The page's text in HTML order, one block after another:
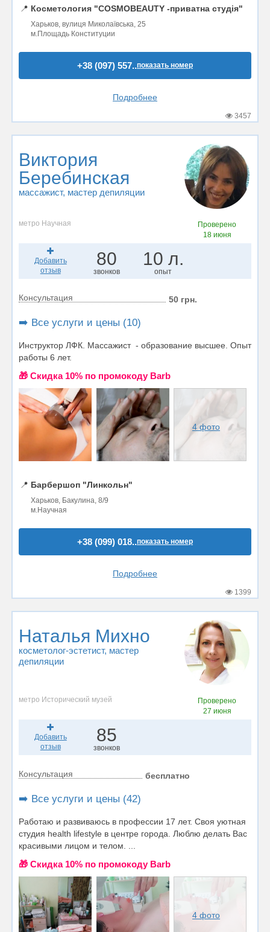
📍 Косметология "COSMOBEAUTY -приватна студія"
Харьков, вулиця Миколаївська, 25
м.Площадь Конституции
+38 (097) 557..показать номер
Подробнее
3457
Виктория
Беребинская
массажист, мастер депиляции
метро Научная
Проверено
18 июня
Добавить
отзыв
80
звонков
10 л.
опыт
Консультация 50 грн.
➡️ Все услуги и цены (10)
Инструктор ЛФК. Массажист - образование высшее. Опыт
работы 6 лет.
🎁 Cкидка 10% по промокоду Barb
4 фото
📍 Барбершоп "Линкольн"
Харьков, Бакулина, 8/9
м.Научная
+38 (099) 018..показать номер
Подробнее
1399
Наталья Михно
косметолог-эстетист, мастер
депиляции
метро Исторический музей
Проверено
27 июня
Добавить
отзыв
85
звонков
Консультация бесплатно
➡️ Все услуги и цены (42)
Работаю и развиваюсь в профессии 17 лет. Своя уютная
студия health lifestyle в центре города. Люблю делать Вас
красивыми лицом и телом. ...
🎁 Cкидка 10% по промокоду Barb
4 фото